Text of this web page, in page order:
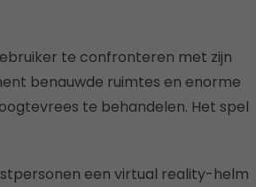
te confronteren met zijn
benauwde ruimtes en enorme
te behandelen. Het spel
een virtual reality-helm